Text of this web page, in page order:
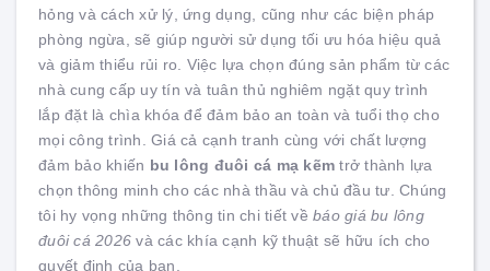
hỏng và cách xử lý, ứng dụng, cũng như các biện pháp
phòng ngừa, sẽ giúp người sử dụng tối ưu hóa hiệu quả
và giảm thiểu rủi ro. Việc lựa chọn đúng sản phẩm từ các
nhà cung cấp uy tín và tuân thủ nghiêm ngặt quy trình
lắp đặt là chìa khóa để đảm bảo an toàn và tuổi thọ cho
mọi công trình. Giá cả cạnh tranh cùng với chất lượng
đảm bảo khiến bu lông đuôi cá mạ kẽm trở thành lựa
chọn thông minh cho các nhà thầu và chủ đầu tư. Chúng
tôi hy vọng những thông tin chi tiết về báo giá bu lông
đuôi cá 2026 và các khía cạnh kỹ thuật sẽ hữu ích cho
quyết định của bạn.